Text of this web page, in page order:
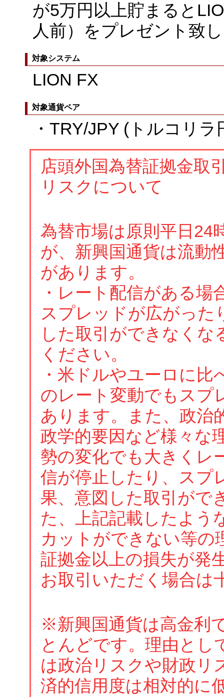
が5万円以上貯まると
人前）をプレゼント致
対象システム
LION FX
対象通貨ペア
・TRY/JPY (トルコリラ
店頭外国為替証拠金取
リスクについて
為替市場は原則平日24
が、新興国通貨は流動
があります。
・レート配信がある
スプレッドが広がった
した取引ができなくな
ください。
・米ドルやユーロに
のレート変動でもスプ
あります。また、政治
政学的要因など様々な
勢の変化でも大きくレ
信が停止したり、スプ
果、意図した取引がで
た、上記記載したよう
カットができない等の
証拠金以上の損失が発
お取引いただく場合は
※新興国通貨は高金利
とんどです。理由とし
は政治リスクや財政リ
済的信用度は相対的に